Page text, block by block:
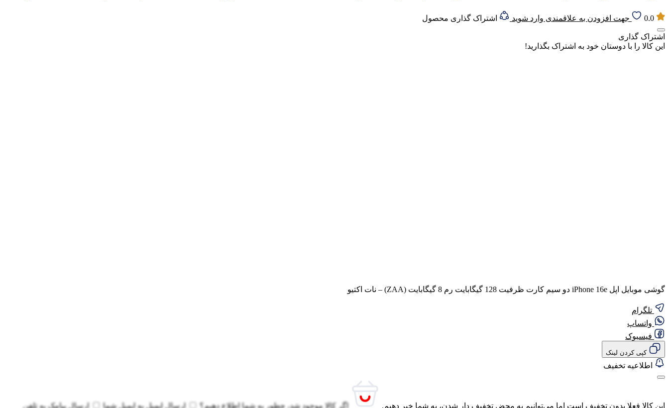
0.0 جهت افزودن به علاقمندی وارد شوید اشتراک گذاری محصول
اشتراک گذاری
این کالا را با دوستان خود به اشتراک بگذارید!
گوشی موبایل اپل iPhone 16e دو سیم کارت ظرفیت 128 گیگابایت رم 8 گیگابایت (ZAA) – نات اکتیو
تلگرام
واتساپ
فیسبوک
کپی کردن لینک
اطلاعیه تخفیف
این کالا فعلا بدون تخفیف است اما می‌توانیم به محض تخفیف دار شدن، به شما خبر دهیم. اگر کالا موجود شد، چطور به شما اطلاع دهیم؟ ارسال ایمیل به ایمیل شما ارسال پیامک به تلفن